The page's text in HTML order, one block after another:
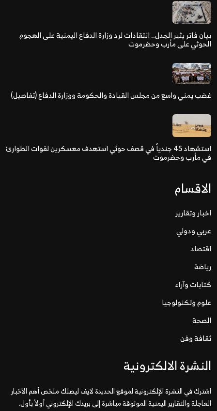
بيان فاتر يثير الجدل.. انتقادات لرد وزارة الدفاع اليمنية على الهجوم
الحوثي على مأرب وحضرموت
غضب يمني واسع من مجلس القيادة والحكومة ووزارة الدفاع (تفاصيل)
استشهاد 45 جندياً في قصف حوثي استهدف معسكرين لقوات الطوارئ
في مأرب وحضرموت
الاقسام
اخبار وتقارير
عربي ودولي
اقتصاد
رياضة
كتابات وآراء
علوم وتكنولوجيا
الصحة
ثقافة وفن
النشرة الالكترونية
اشترك في النشرة الإلكترونية لموقع الحديدة لايف ليصلك ملخص أهم الأخبار
العاجلة والتقارير اليمنية الموثوقة مباشرة إلى بريدك الإلكتروني أولاً بأول.